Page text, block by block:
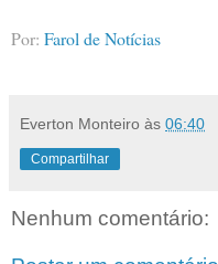
Por: Farol de Notícias
Everton Monteiro às 06:40
Compartilhar
Nenhum comentário: